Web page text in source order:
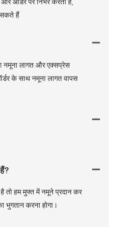
सकते हैं
नमूना लागत और एक्सप्रेस
के साथ नमूना लागत वापस
तो हम मुफ्त में नमूने प्रदान कर
करना होगा।